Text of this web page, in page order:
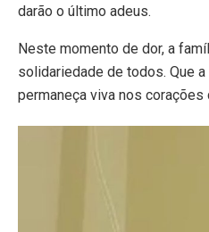
darão o último adeus.
Neste momento de dor, a
solidariedade de todos. Que
permaneça viva nos corações